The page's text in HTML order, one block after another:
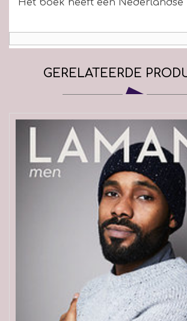
Het boek heeft een Nederlandse
GERELATEERDE